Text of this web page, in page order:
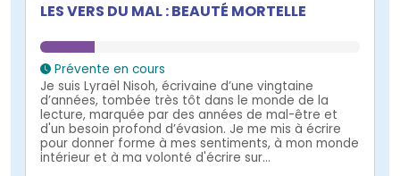
LES VERS DU MAL : BEAUTÉ MORTELLE
Prévente en cours
Je suis Lyraël Nisoh, écrivaine d’une vingtaine
d’années, tombée très tôt dans le monde de la
lecture, marquée par des années de mal-être et
d'un besoin profond d’évasion. Je me mis à écrire
pour donner forme à mes sentiments, à mon monde
intérieur et à ma volonté d'écrire sur...